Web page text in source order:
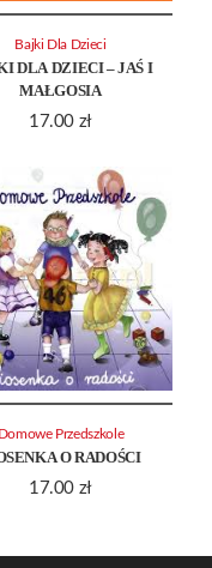
DLA DZIECI – JAŚ I
MAŁGOSIA
17.00 zł
Bajki Dla Dzieci
O RADOŚCI
17.00 zł
Domowe Przedszkole